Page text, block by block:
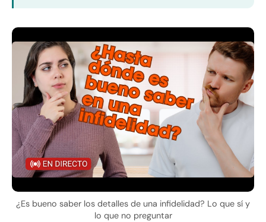
¿Es bueno saber los detalles de una infidelidad? Lo que sí y
lo que no preguntar